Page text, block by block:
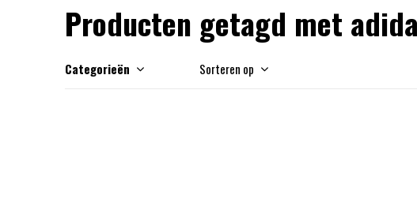
Producten getagd met
Categorieën Sorteren op